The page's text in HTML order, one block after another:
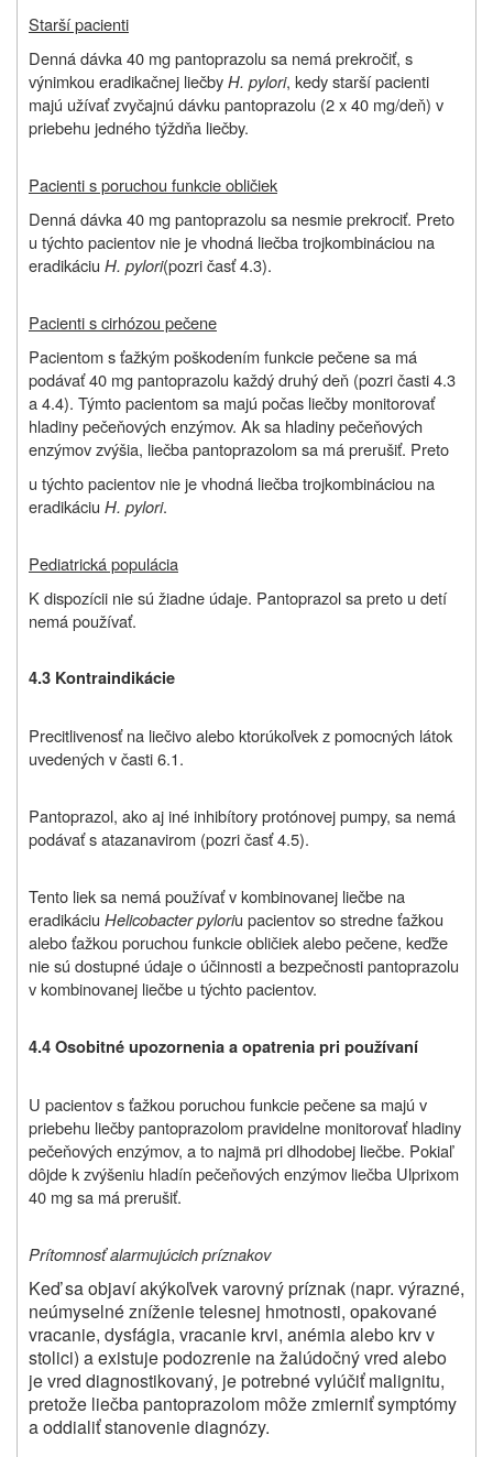
Starší pacienti
Denná dávka 40 mg pantoprazolu sa nemá prekročiť, s
výnimkou eradikačnej liečbyH. pylori, kedy starší pacienti
majú užívať zvyčajnú dávku pantoprazolu (2 x 40 mg/deň) v
priebehu jedného týždňa liečby.
Pacienti s poruchou funkcie obličiek
Denná dávka 40 mg pantoprazolu sa nesmie prekrociť. Preto
u týchto pacientov nie je vhodná liečba trojkombináciou na
eradikáciu H. pylori(pozri časť 4.3).
Pacienti s cirhózou pečene
Pacientom s ťažkým poškodením funkcie pečene sa má
podávať 40 mg pantoprazolu každý druhý deň (pozri časti 4.3
a 4.4). Týmto pacientom sa majú počas liečby monitorovať
hladiny pečeňových enzýmov. Ak sa hladiny pečeňových
enzýmov zvýšia, liečba pantoprazolom sa má prerušiť. Preto
u týchto pacientov nie je vhodná liečba trojkombináciou na
eradikáciu H. pylori.
Pediatrická populácia
K dispozícii nie sú žiadne údaje. Pantoprazol sa preto u detí
nemá používať.
4.3 Kontraindikácie
Precitlivenosť na liečivo alebo ktorúkoľvek z pomocných látok
uvedených v časti 6.1.
Pantoprazol, ako aj iné inhibítory protónovej pumpy, sa nemá
podávať s atazanavirom (pozri časť 4.5).
Tento liek sa nemá používať v kombinovanej liečbe na
eradikáciu Helicobacter pyloriu pacientov so stredne ťažkou
alebo ťažkou poruchou funkcie obličiek alebo pečene, keďže
nie sú dostupné údaje o účinnosti a bezpečnosti pantoprazolu
v kombinovanej liečbe u týchto pacientov.
4.4 Osobitné upozornenia a opatrenia pri používaní
U pacientov s ťažkou poruchou funkcie pečene sa majú v
priebehu liečby pantoprazolom pravidelne monitorovať hladiny
pečeňových enzýmov, a to najmä pri dlhodobej liečbe. Pokiaľ
dôjde k zvýšeniu hladín pečeňových enzýmov liečba Ulprixom
40 mg sa má prerušiť.
Prítomnosť alarmujúcich príznakov
Keď sa objaví akýkoľvek varovný príznak (napr. výrazné,
neúmyselné zníženie telesnej hmotnosti, opakované
vracanie, dysfágia, vracanie krvi, anémia alebo krv v
stolici) a existuje podozrenie na žalúdočný vred alebo
je vred diagnostikovaný, je potrebné vylúčiť malignitu,
pretože liečba pantoprazolom môže zmierniť symptómy
a oddialiť stanovenie diagnózy.